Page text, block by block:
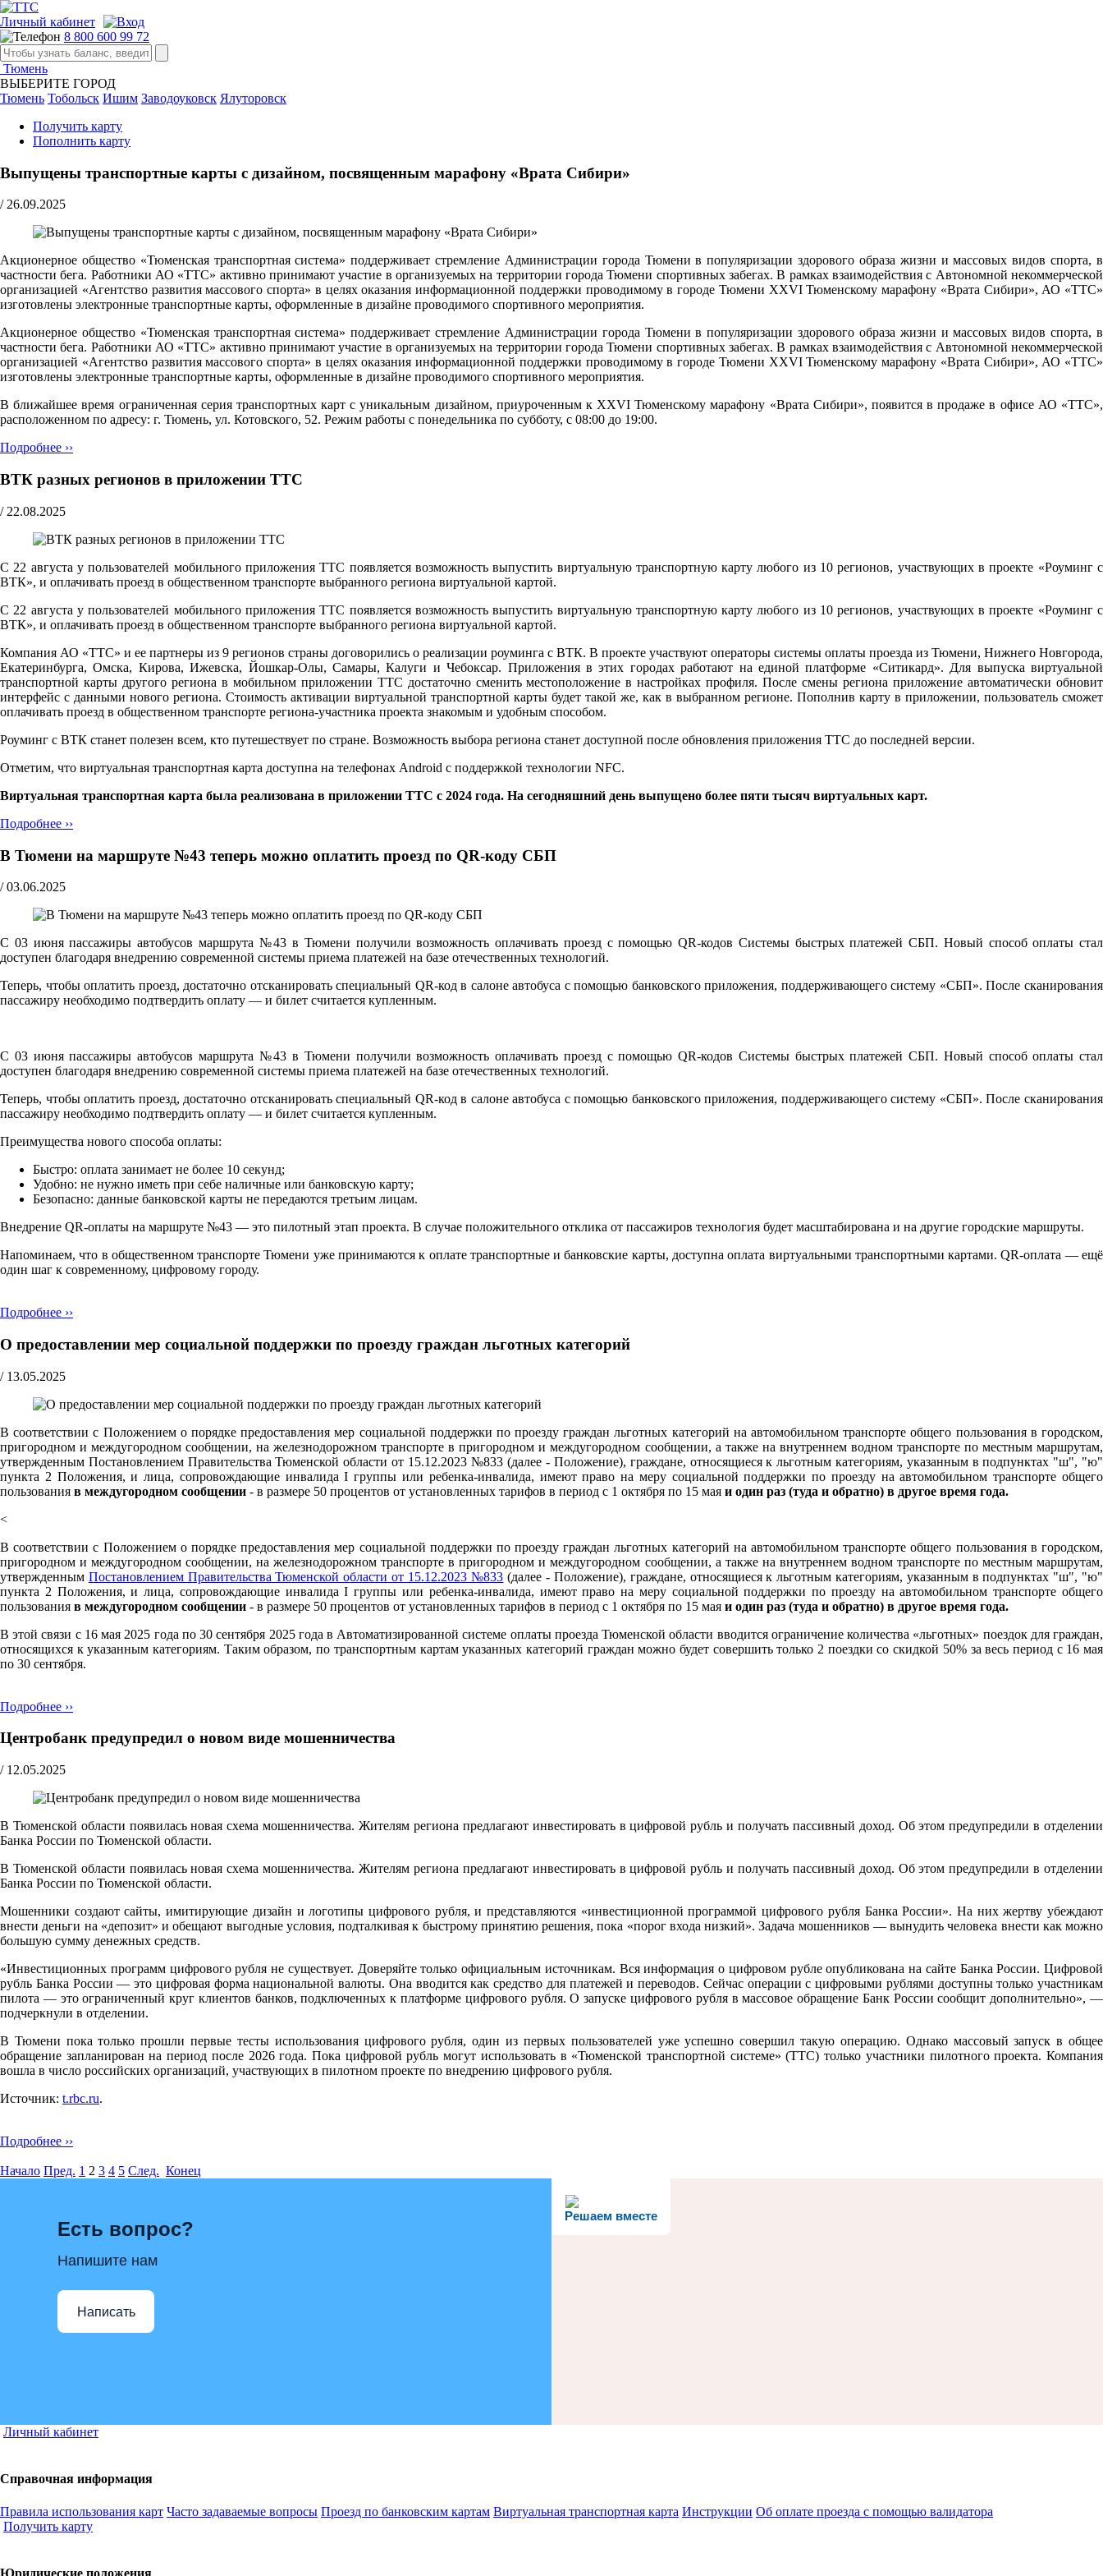
Личный кабинет
8 800 600 99 72
Тюмень
ВЫБЕРИТЕ ГОРОД
Тюмень Тобольск Ишим Заводоуковск Ялуторовск
Получить карту
Пополнить карту
Выпущены транспортные карты с дизайном, посвященным марафону «Врата Сибири»
/ 26.09.2025
Акционерное общество «Тюменская транспортная система» поддерживает стремление Администрации города Тюмени в популяризации здорового образа жизни и массовых видов спорта, в
частности бега. Работники АО «ТТС» активно принимают участие в организуемых на территории города Тюмени спортивных забегах. В рамках взаимодействия с Автономной некоммерческой
организацией «Агентство развития массового спорта» в целях оказания информационной поддержки проводимому в городе Тюмени XXVI Тюменскому марафону «Врата Сибири», АО «ТТС»
изготовлены электронные транспортные карты, оформленные в дизайне проводимого спортивного мероприятия.
Акционерное общество «Тюменская транспортная система» поддерживает стремление Администрации города Тюмени в популяризации здорового образа жизни и массовых видов спорта, в
частности бега. Работники АО «ТТС» активно принимают участие в организуемых на территории города Тюмени спортивных забегах. В рамках взаимодействия с Автономной некоммерческой
организацией «Агентство развития массового спорта» в целях оказания информационной поддержки проводимому в городе Тюмени XXVI Тюменскому марафону «Врата Сибири», АО «ТТС»
изготовлены электронные транспортные карты, оформленные в дизайне проводимого спортивного мероприятия.
В ближайшее время ограниченная серия транспортных карт с уникальным дизайном, приуроченным к XXVI Тюменскому марафону «Врата Сибири», появится в продаже в офисе АО «ТТС»,
расположенном по адресу: г. Тюмень, ул. Котовского, 52. Pежим работы с понедельника по субботу, с 08:00 до 19:00.
Подробнее ››
ВТК разных регионов в приложении ТТС
/ 22.08.2025
С 22 августа у пользователей мобильного приложения ТТС появляется возможность выпустить виртуальную транспортную карту любого из 10 регионов, участвующих в проекте «Роуминг с
ВТК», и оплачивать проезд в общественном транспорте выбранного региона виртуальной картой.
С 22 августа у пользователей мобильного приложения ТТС появляется возможность выпустить виртуальную транспортную карту любого из 10 регионов, участвующих в проекте «Роуминг с
ВТК», и оплачивать проезд в общественном транспорте выбранного региона виртуальной картой.
Компания АО «ТТС» и ее партнеры из 9 регионов страны договорились о реализации роуминга с ВТК. В проекте участвуют операторы системы оплаты проезда из Тюмени, Нижнего Новгорода,
Екатеринбурга, Омска, Кирова, Ижевска, Йошкар-Олы, Самары, Калуги и Чебоксар. Приложения в этих городах работают на единой платформе «Ситикард». Для выпуска виртуальной
транспортной карты другого региона в мобильном приложении ТТС достаточно сменить местоположение в настройках профиля. После смены региона приложение автоматически обновит
интерфейс с данными нового региона. Стоимость активации виртуальной транспортной карты будет такой же, как в выбранном регионе. Пополнив карту в приложении, пользователь сможет
оплачивать проезд в общественном транспорте региона-участника проекта знакомым и удобным способом.
Роуминг с ВТК станет полезен всем, кто путешествует по стране. Возможность выбора региона станет доступной после обновления приложения ТТС до последней версии.
Отметим, что виртуальная транспортная карта доступна на телефонах Android с поддержкой технологии NFC.
Виртуальная транспортная карта была реализована в приложении ТТС с 2024 года. На сегодняшний день выпущено более пяти тысяч виртуальных карт.
Подробнее ››
В Тюмени на маршруте №43 теперь можно оплатить проезд по QR-коду СБП
/ 03.06.2025
С 03 июня пассажиры автобусов маршрута №43 в Тюмени получили возможность оплачивать проезд с помощью QR-кодов Системы быстрых платежей СБП. Новый способ оплаты стал
доступен благодаря внедрению современной системы приема платежей на базе отечественных технологий.
Теперь, чтобы оплатить проезд, достаточно отсканировать специальный QR-код в салоне автобуса с помощью банковского приложения, поддерживающего систему «СБП». После сканирования
пассажиру необходимо подтвердить оплату — и билет считается купленным.
С 03 июня пассажиры автобусов маршрута №43 в Тюмени получили возможность оплачивать проезд с помощью QR-кодов Системы быстрых платежей СБП. Новый способ оплаты стал
доступен благодаря внедрению современной системы приема платежей на базе отечественных технологий.
Теперь, чтобы оплатить проезд, достаточно отсканировать специальный QR-код в салоне автобуса с помощью банковского приложения, поддерживающего систему «СБП». После сканирования
пассажиру необходимо подтвердить оплату — и билет считается купленным.
Преимущества нового способа оплаты:
Быстро: оплата занимает не более 10 секунд;
Удобно: не нужно иметь при себе наличные или банковскую карту;
Безопасно: данные банковской карты не передаются третьим лицам.
Внедрение QR-оплаты на маршруте №43 — это пилотный этап проекта. В случае положительного отклика от пассажиров технология будет масштабирована и на другие городские маршруты.
Напоминаем, что в общественном транспорте Тюмени уже принимаются к оплате транспортные и банковские карты, доступна оплата виртуальными транспортными картами. QR-оплата — ещё
один шаг к современному, цифровому городу.
Подробнее ››
О предоставлении мер социальной поддержки по проезду граждан льготных категорий
/ 13.05.2025
В соответствии с Положением о порядке предоставления мер социальной поддержки по проезду граждан льготных категорий на автомобильном транспорте общего пользования в городском,
пригородном и междугородном сообщении, на железнодорожном транспорте в пригородном и междугородном сообщении, а также на внутреннем водном транспорте по местным маршрутам,
утвержденным Постановлением Правительства Тюменской области от 15.12.2023 №833 (далее - Положение), граждане, относящиеся к льготным категориям, указанным в подпунктах "ш", "ю"
пункта 2 Положения, и лица, сопровождающие инвалида I группы или ребенка-инвалида, имеют право на меру социальной поддержки по проезду на автомобильном транспорте общего
пользования в междугородном сообщении - в размере 50 процентов от установленных тарифов в период с 1 октября по 15 мая и один раз (туда и обратно) в другое время года.
<
В соответствии с Положением о порядке предоставления мер социальной поддержки по проезду граждан льготных категорий на автомобильном транспорте общего пользования в городском,
пригородном и междугородном сообщении, на железнодорожном транспорте в пригородном и междугородном сообщении, а также на внутреннем водном транспорте по местным маршрутам,
утвержденным Постановлением Правительства Тюменской области от 15.12.2023 №833 (далее - Положение), граждане, относящиеся к льготным категориям, указанным в подпунктах "ш", "ю"
пункта 2 Положения, и лица, сопровождающие инвалида I группы или ребенка-инвалида, имеют право на меру социальной поддержки по проезду на автомобильном транспорте общего
пользования в междугородном сообщении - в размере 50 процентов от установленных тарифов в период с 1 октября по 15 мая и один раз (туда и обратно) в другое время года.
В этой связи с 16 мая 2025 года по 30 сентября 2025 года в Автоматизированной системе оплаты проезда Тюменской области вводится ограничение количества «льготных» поездок для граждан,
относящихся к указанным категориям. Таким образом, по транспортным картам указанных категорий граждан можно будет совершить только 2 поездки со скидкой 50% за весь период с 16 мая
по 30 сентября.
Подробнее ››
Центробанк предупредил о новом виде мошенничества
/ 12.05.2025
В Тюменской области появилась новая схема мошенничества. Жителям региона предлагают инвестировать в цифровой рубль и получать пассивный доход. Об этом предупредили в отделении
Банка России по Тюменской области.
В Тюменской области появилась новая схема мошенничества. Жителям региона предлагают инвестировать в цифровой рубль и получать пассивный доход. Об этом предупредили в отделении
Банка России по Тюменской области.
Мошенники создают сайты, имитирующие дизайн и логотипы цифрового рубля, и представляются «инвестиционной программой цифрового рубля Банка России». На них жертву убеждают
внести деньги на «депозит» и обещают выгодные условия, подталкивая к быстрому принятию решения, пока «порог входа низкий». Задача мошенников — вынудить человека внести как можно
большую сумму денежных средств.
«Инвестиционных программ цифрового рубля не существует. Доверяйте только официальным источникам. Вся информация о цифровом рубле опубликована на сайте Банка России. Цифровой
рубль Банка России — это цифровая форма национальной валюты. Она вводится как средство для платежей и переводов. Сейчас операции с цифровыми рублями доступны только участникам
пилота — это ограниченный круг клиентов банков, подключенных к платформе цифрового рубля. О запуске цифрового рубля в массовое обращение Банк России сообщит дополнительно», —
подчеркнули в отделении.
В Тюмени пока только прошли первые тесты использования цифрового рубля, один из первых пользователей уже успешно совершил такую операцию. Однако массовый запуск в общее
обращение запланирован на период после 2026 года. Пока цифровой рубль могут использовать в «Тюменской транспортной системе» (ТТС) только участники пилотного проекта. Компания
вошла в число российских организаций, участвующих в пилотном проекте по внедрению цифрового рубля.
Источник: t.rbc.ru.
Подробнее ››
Начало Пред. 1 2 3 4 5 След. Конец
Решаем вместе
Есть вопрос?
Напишите нам
Написать
Личный кабинет
Справочная информация
Правила использования карт Часто задаваемые вопросы Проезд по банковским картам Виртуальная транспортная карта Инструкции Об оплате проезда с помощью валидатора
Получить карту
Юридические положения